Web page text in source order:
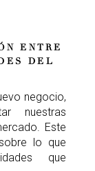
ENTRE
DEL
negocio,
nuestras
Este
lo que
que